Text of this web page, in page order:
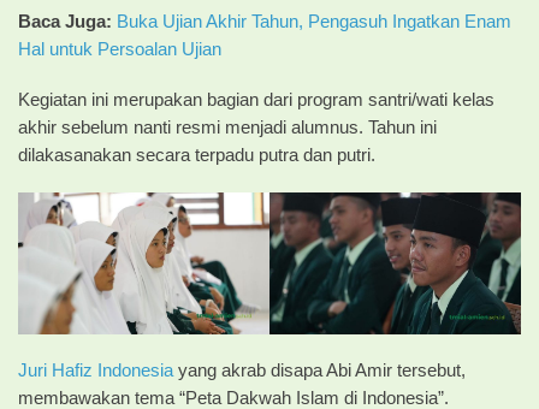
Baca Juga: Buka Ujian Akhir Tahun, Pengasuh Ingatkan Enam
Hal untuk Persoalan Ujian
Kegiatan ini merupakan bagian dari program santri/wati kelas
akhir sebelum nanti resmi menjadi alumnus. Tahun ini
dilakasanakan secara terpadu putra dan putri.
Juri Hafiz Indonesia yang akrab disapa Abi Amir tersebut,
membawakan tema “Peta Dakwah Islam di Indonesia”.